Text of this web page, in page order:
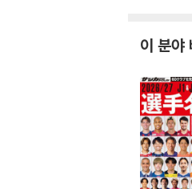
이 분야